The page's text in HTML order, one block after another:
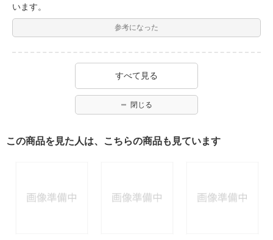
います。
参考になった
すべて見る
閉じる
この商品を見た人は、こちらの商品も見ています